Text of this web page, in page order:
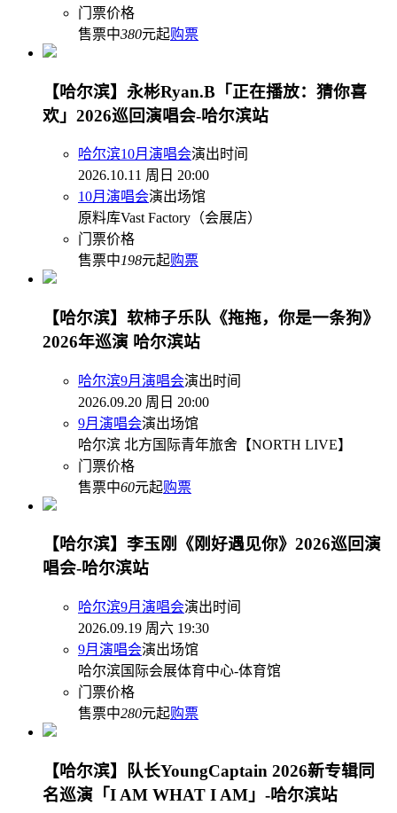
门票价格
售票中380元起购票
【哈尔滨】永彬Ryan.B「正在播放：猜你喜
欢」2026巡回演唱会-哈尔滨站
哈尔滨10月演唱会演出时间
2026.10.11 周日 20:00
10月演唱会演出场馆
原料库Vast Factory（会展店）
门票价格
售票中198元起购票
【哈尔滨】软柿子乐队《拖拖，你是一条狗》
2026年巡演 哈尔滨站
哈尔滨9月演唱会演出时间
2026.09.20 周日 20:00
9月演唱会演出场馆
哈尔滨 北方国际青年旅舍【NORTH LIVE】
门票价格
售票中60元起购票
【哈尔滨】李玉刚《刚好遇见你》2026巡回演
唱会-哈尔滨站
哈尔滨9月演唱会演出时间
2026.09.19 周六 19:30
9月演唱会演出场馆
哈尔滨国际会展体育中心-体育馆
门票价格
售票中280元起购票
【哈尔滨】队长YoungCaptain 2026新专辑同
名巡演「I AM WHAT I AM」-哈尔滨站